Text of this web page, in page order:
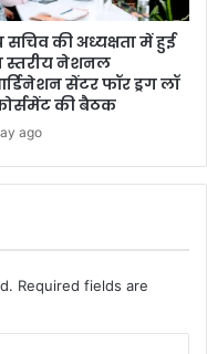
की अध्यक्षता में हुई
स्तरीय नेशनल
सेंटर फॉर ड्रग लॉ
की बैठक
ago
Required fields are